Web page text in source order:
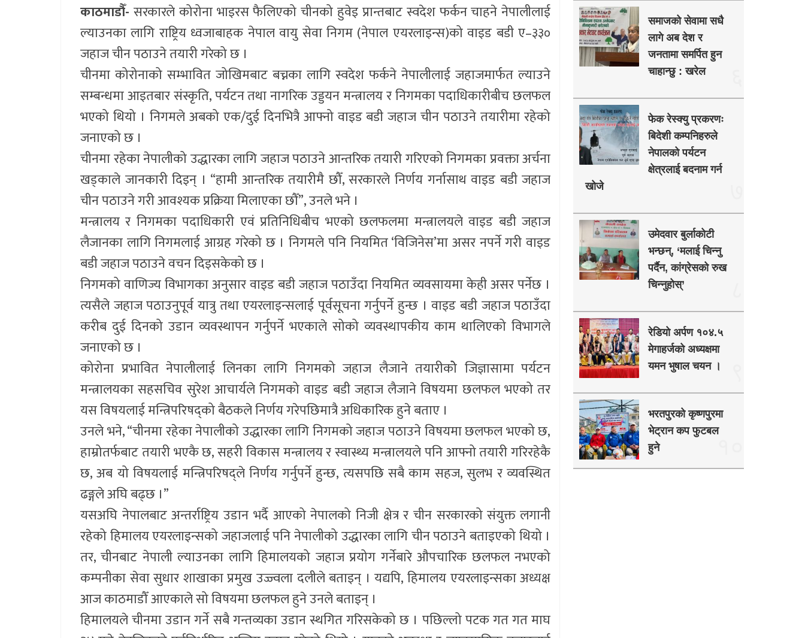
काठमाडौँ- सरकारले कोरोना भाइरस फैलिएको चीनको हुवेइ प्रान्तबाट स्वदेश फर्कन चाहने नेपालीलाई
ल्याउनका लागि राष्ट्रिय ध्वजाबाहक नेपाल वायु सेवा निगम (नेपाल एयरलाइन्स)को वाइड बडी ए–३३०
जहाज चीन पठाउने तयारी गरेको छ ।
चीनमा कोरोनाको सम्भावित जोखिमबाट बच्नका लागि स्वदेश फर्कने नेपालीलाई जहाजमार्फत ल्याउने
सम्बन्धमा आइतबार संस्कृति, पर्यटन तथा नागरिक उड्डयन मन्त्रालय र निगमका पदाधिकारीबीच छलफल
भएको थियो । निगमले अबको एक/दुई दिनभित्रै आफ्नो वाइड बडी जहाज चीन पठाउने तयारीमा रहेको
जनाएको छ ।
चीनमा रहेका नेपालीको उद्धारका लागि जहाज पठाउने आन्तरिक तयारी गरिएको निगमका प्रवक्ता अर्चना
खड्काले जानकारी दिइन् । “हामी आन्तरिक तयारीमै छौँ, सरकारले निर्णय गर्नासाथ वाइड बडी जहाज
चीन पठाउने गरी आवश्यक प्रक्रिया मिलाएका छौँ”, उनले भने ।
मन्त्रालय र निगमका पदाधिकारी एवं प्रतिनिधिबीच भएको छलफलमा मन्त्रालयले वाइड बडी जहाज
लैजानका लागि निगमलाई आग्रह गरेको छ । निगमले पनि नियमित ‘विजिनेस’मा असर नपर्ने गरी वाइड
बडी जहाज पठाउने वचन दिइसकेको छ ।
निगमको वाणिज्य विभागका अनुसार वाइड बडी जहाज पठाउँदा नियमित व्यवसायमा केही असर पर्नेछ ।
त्यसैले जहाज पठाउनुपूर्व यात्रु तथा एयरलाइन्सलाई पूर्वसूचना गर्नुपर्ने हुन्छ । वाइड बडी जहाज पठाउँदा
करीब दुई दिनको उडान व्यवस्थापन गर्नुपर्ने भएकाले सोको व्यवस्थापकीय काम थालिएको विभागले
जनाएको छ ।
कोरोना प्रभावित नेपालीलाई लिनका लागि निगमको जहाज लैजाने तयारीकोे जिज्ञासामा पर्यटन
मन्त्रालयका सहसचिव सुरेश आचार्यले निगमको वाइड बडी जहाज लैजाने विषयमा छलफल भएको तर
यस विषयलाई मन्त्रिपरिषद्को बैठकले निर्णय गरेपछिमात्रै अधिकारिक हुने बताए ।
उनले भने, “चीनमा रहेका नेपालीको उद्धारका लागि निगमको जहाज पठाउने विषयमा छलफल भएको छ,
हाम्रोतर्फबाट तयारी भएकै छ, सहरी विकास मन्त्रालय र स्वास्थ्य मन्त्रालयले पनि आफ्नो तयारी गरिरहेकै
छ, अब यो विषयलाई मन्त्रिपरिषद्ले निर्णय गर्नुपर्ने हुन्छ, त्यसपछि सबै काम सहज, सुलभ र व्यवस्थित
ढङ्गले अघि बढ्छ ।”
यसअघि नेपालबाट अन्तर्राष्ट्रिय उडान भर्दै आएको नेपालको निजी क्षेत्र र चीन सरकारको संयुक्त लगानी
रहेको हिमालय एयरलाइन्सको जहाजलाई पनि नेपालीको उद्धारका लागि चीन पठाउने बताइएको थियो ।
तर, चीनबाट नेपाली ल्याउनका लागि हिमालयको जहाज प्रयोग गर्नेबारे औपचारिक छलफल नभएको
कम्पनीका सेवा सुधार शाखाका प्रमुख उज्ज्वला दलीले बताइन् । यद्यपि, हिमालय एयरलाइन्सका अध्यक्ष
आज काठमाडौँ आएकाले सो विषयमा छलफल हुने उनले बताइन् ।
हिमालयले चीनमा उडान गर्ने सबै गन्तव्यका उडान स्थगित गरिसकेको छ । पछिल्लो पटक गत गत माघ
समाजको सेवामा सधै
लागे अब देश र
जनतामा समर्पित हुन
चाहान्छु : खरेल
फेक रेस्क्यु प्रकरणः
बिदेशी कम्पनिहरुले
नेपालको पर्यटन
क्षेत्रलाई बदनाम गर्न
खोजे
उमेदवार बुर्लाकोटी
भन्छन्, ‘मलाई चिन्नु
पर्दैन, कांग्रेसको रुख
चिन्नुहोस्’
रेडियो अर्पण १०४.५
मेगाहर्जको अध्यक्षमा
यमन भुषाल चयन ।
भरतपुरको कृष्णपुरमा
भेट्रान कप फुटबल
हुने